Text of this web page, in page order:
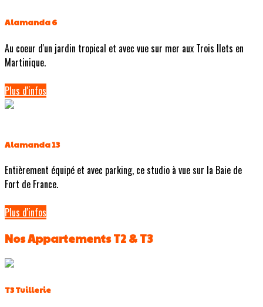
Alamanda 6
Au coeur d'un jardin tropical et avec vue sur mer aux Trois Ilets en
Martinique.
Plus d'infos
Alamanda 13
Entièrement équipé et avec parking, ce studio à vue sur la Baie de
Fort de France.
Plus d'infos
Nos Appartements T2 & T3
T3 Tuillerie